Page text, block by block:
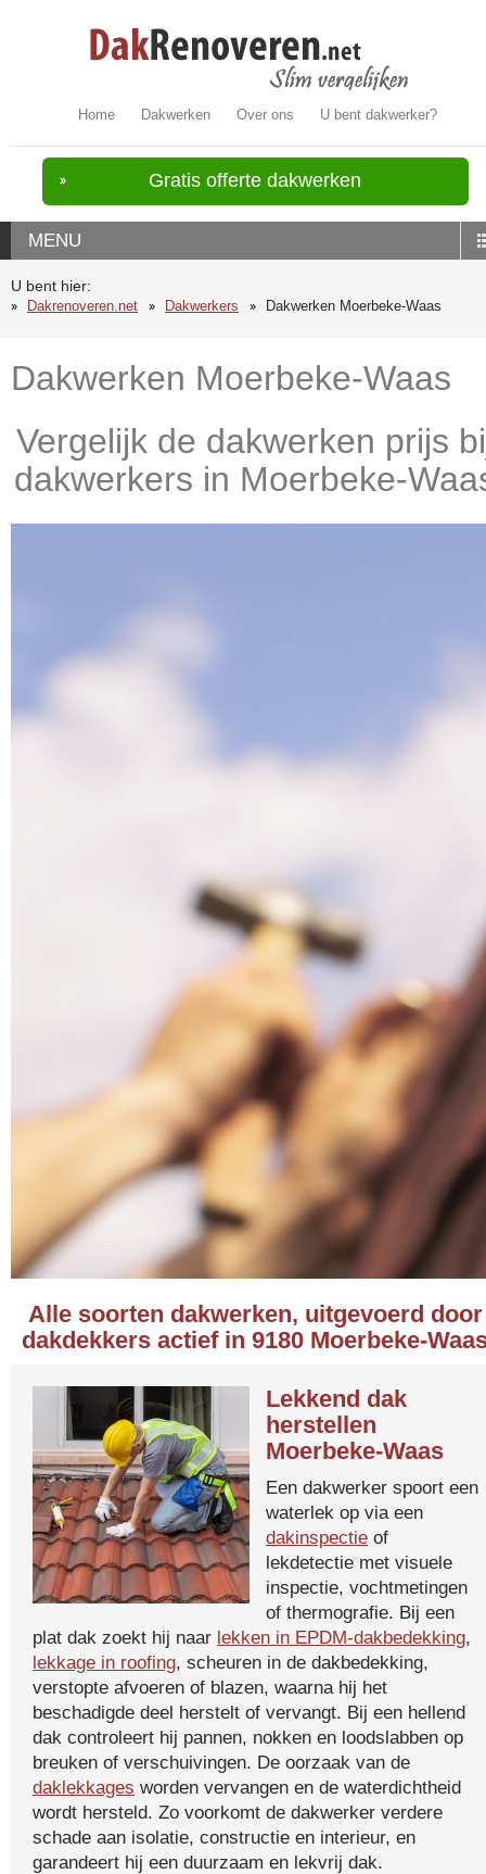
Home Dakwerken Over ons U bent dakwerker?
Gratis offerte dakwerken
MENU
U bent hier:
Dakrenoveren.net
Dakwerkers Dakwerken Moerbeke-Waas
Dakwerken Moerbeke-Waas
Vergelijk de dakwerken prijs
dakwerkers in Moerbeke-
Alle soorten dakwerken, uitgevoerd door
dakdekkers actief in 9180 Moerbeke-
Lekkend dak
herstellen
Moerbeke-Waas
Een dakwerker spoort een
waterlek op via een
dakinspectie of
lekdetectie met visuele
inspectie, vochtmetingen
of thermografie. Bij een
plat dak zoekt hij naar lekken in EPDM-dakbedekking,
lekkage in roofing, scheuren in de dakbedekking,
verstopte afvoeren of blazen, waarna hij het
beschadigde deel herstelt of vervangt. Bij een hellend
dak controleert hij pannen, nokken en loodslabben op
breuken of verschuivingen. De oorzaak van de
daklekkages worden vervangen en de waterdichtheid
wordt hersteld. Zo voorkomt de dakwerker verdere
schade aan isolatie, constructie en interieur, en
garandeert hij een duurzaam en lekvrij dak.